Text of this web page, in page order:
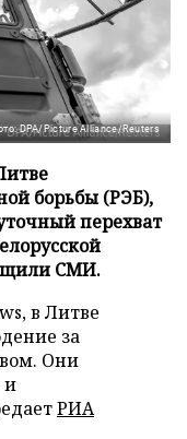
DPA/Picture Alliance/Reuters
борьбы (РЭБ),
перехват
СМИ.
в Литве
за
Они
и
РИА